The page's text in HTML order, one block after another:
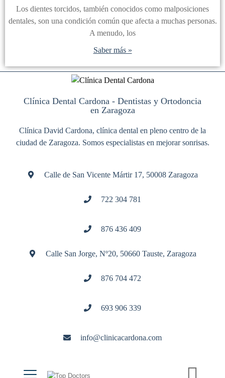
Los dientes torcidos, también conocidos como malposiciones
dentales, son una condición común que afecta a muchas personas.
A menudo, los
Saber más »
Clínica Dental Cardona - Dentistas y Ortodoncia
en Zaragoza
Clínica David Cardona, clínica dental en pleno centro de la
ciudad de Zaragoza. Somos especialistas en mejorar sonrisas.
Calle de San Vicente Mártir 17, 50008 Zaragoza
722 304 781
876 436 409
Calle San Jorge, Nº20, 50660 Tauste, Zaragoza
876 704 472
693 906 339
info@clinicacardona.com